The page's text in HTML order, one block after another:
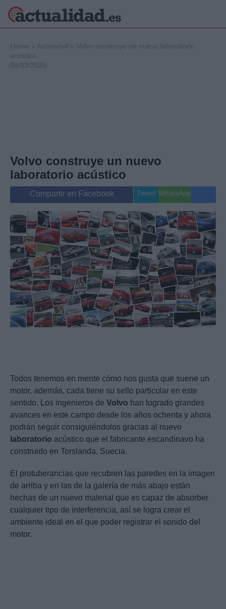
Internacional
Viajes
Gente
Musica
Home » Automovil » Volvo construye un nuevo laboratorio
acústico
09/03/2020
Volvo construye un nuevo
laboratorio acústico
Compartir en Facebook Tweet WhatsApp
Todos tenemos en mente cómo nos gusta que suene un
motor, además, cada tiene su sello particular en este
sentido. Los ingenieros de Volvo han logrado grandes
avances en este campo desde los años ochenta y ahora
podrán seguir consiguiéndolos gracias al nuevo
laboratorio acústico que el fabricante escandinavo ha
construido en Torslanda, Suecia.
El protuberancias que recubren las paredes en la imagen
de arriba y en las de la galería de más abajo están
hechas de un nuevo material que es capaz de absorber
cualquier tipo de interferencia, así se logra crear el
ambiente ideal en el que poder registrar el sonido del
motor.